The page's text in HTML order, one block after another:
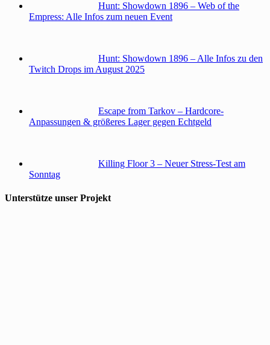
Hunt: Showdown 1896 – Web of the
Empress: Alle Infos zum neuen Event
Hunt: Showdown 1896 – Alle Infos zu den
Twitch Drops im August 2025
Escape from Tarkov – Hardcore-
Anpassungen & größeres Lager gegen Echtgeld
Killing Floor 3 – Neuer Stress-Test am
Sonntag
Unterstütze unser Projekt